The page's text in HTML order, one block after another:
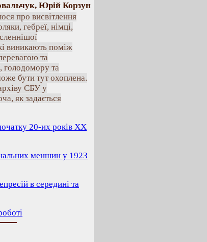
Юрій Корзун
про висвітлення
гебреї, німці,
виникають поміж
та
голодомору та
бути тут охоплена.
СБУ у
як задається
20-их років ХХ
меншин у 1923
в середині та